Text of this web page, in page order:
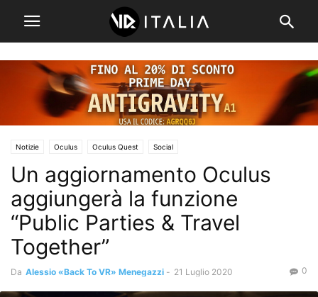
Notizie Oculus Oculus Quest Social
Un aggiornamento Oculus
aggiungerà la funzione
“Public Parties & Travel
Together”
Da Alessio «Back To VR» Menegazzi - 21 Luglio 2020 0